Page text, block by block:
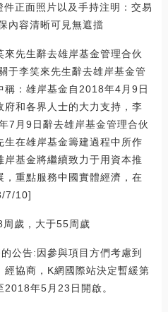
正面照片以及手持注明：交易
內容清晰可見無遮擋
先生辭去雄岸基金管理合伙
于李笑來先生辭去雄岸基金管
稱：雄岸基金自2018年4月9日
和各界人士的大力支持，李
7月9日辭去雄岸基金管理合伙
生在雄岸基金籌建過程中所作
基金將繼續致力于用資本推
重點服務中國實體經濟，在
7/10]
歲，大于55周歲
公告:因參與項目方們考慮到
協商，K網國際站決定暫緩第
2018年5月23日開啟。